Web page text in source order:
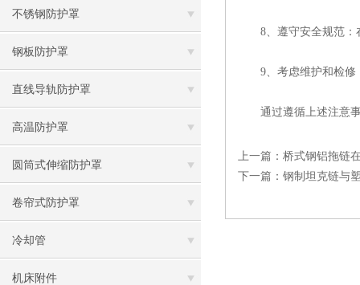
不锈钢防护罩
钢板防护罩
直线导轨防护罩
高温防护罩
圆筒式伸缩防护罩
卷帘式防护罩
冷却管
机床附件
8、遵守安全规范：在
9、考虑维护和检修：
通过遵循上述注意事
上一篇： 桥式钢铝拖链
下一篇： 钢制坦克链与